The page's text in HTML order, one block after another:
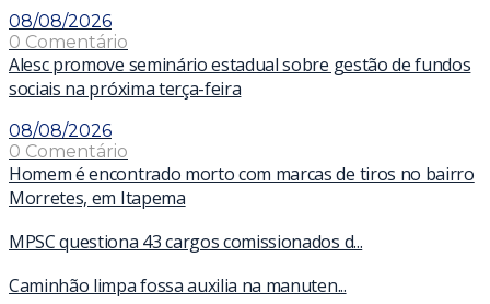
08/08/2026
0 Comentário
Alesc promove seminário estadual sobre gestão de fundos
sociais na próxima terça-feira
08/08/2026
0 Comentário
Homem é encontrado morto com marcas de tiros no bairro
Morretes, em Itapema
MPSC questiona 43 cargos comissionados d...
Caminhão limpa fossa auxilia na manuten...